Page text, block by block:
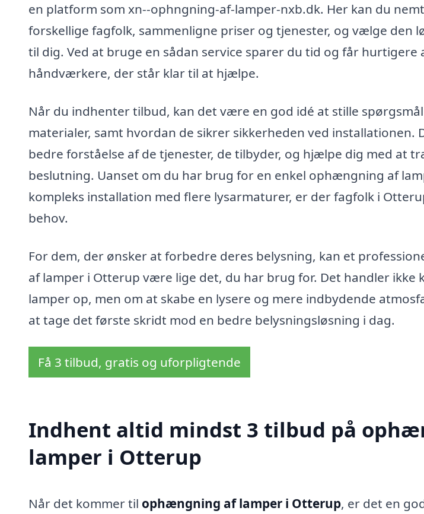
en platform som xn--ophngning-af-lamper-nxb.dk. Her kan du
forskellige fagfolk, sammenligne priser og tjenester, og vælge den
til dig. Ved at bruge en sådan service sparer du tid og får hurtigere
håndværkere, der står klar til at hjælpe.
Når du indhenter tilbud, kan det være en god idé at stille
materialer, samt hvordan de sikrer sikkerheden ved installationen.
bedre forståelse af de tjenester, de tilbyder, og hjælpe dig med at
beslutning. Uanset om du har brug for en enkel ophængning af
kompleks installation med flere lysarmaturer, er der fagfolk i
behov.
For dem, der ønsker at forbedre deres belysning, kan et
af lamper i Otterup være lige det, du har brug for. Det handler ikke
lamper op, men om at skabe en lysere og mere indbydende
at tage det første skridt mod en bedre belysningsløsning i dag.
Få 3 tilbud, gratis og uforpligtende
Indhent altid mindst 3 tilbud på
lamper i Otterup
Når det kommer til ophængning af lamper i Otterup, er det en